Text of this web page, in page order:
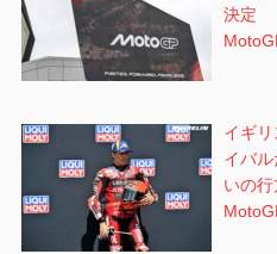
決定
イギ
イバ
いの行